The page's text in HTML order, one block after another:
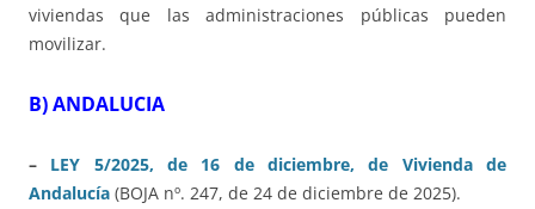
viviendas que las administraciones públicas pueden
movilizar.
B) ANDALUCIA
– LEY 5/2025, de 16 de diciembre, de Vivienda de
Andalucía (BOJA nº. 247, de 24 de diciembre de 2025).